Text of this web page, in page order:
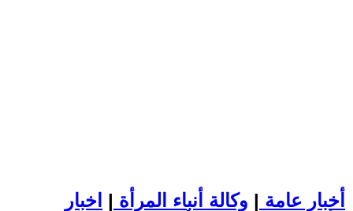
أخبار عامة | وكالة أنباء المرأة | اخبار